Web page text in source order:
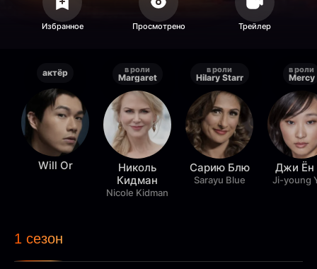
актёр
Will Or
в роли
Margaret
Николь
Кидман
Nicole Kidman
в роли
Hilary Starr
Сарию Блю
Sarayu Blue
в роли
Mercy
Джи
Ji-young
1 сезон